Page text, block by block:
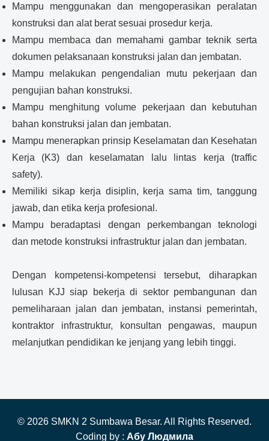
Mampu menggunakan dan mengoperasikan peralatan
konstruksi dan alat berat sesuai prosedur kerja.
Mampu membaca dan memahami gambar teknik serta
dokumen pelaksanaan konstruksi jalan dan jembatan.
Mampu melakukan pengendalian mutu pekerjaan dan
pengujian bahan konstruksi.
Mampu menghitung volume pekerjaan dan kebutuhan
bahan konstruksi jalan dan jembatan.
Mampu menerapkan prinsip Keselamatan dan Kesehatan
Kerja (K3) dan keselamatan lalu lintas kerja (traffic
safety).
Memiliki sikap kerja disiplin, kerja sama tim, tanggung
jawab, dan etika kerja profesional.
Mampu beradaptasi dengan perkembangan teknologi
dan metode konstruksi infrastruktur jalan dan jembatan.
Dengan kompetensi-kompetensi tersebut, diharapkan
lulusan KJJ siap bekerja di sektor pembangunan dan
pemeliharaan jalan dan jembatan, instansi pemerintah,
kontraktor infrastruktur, konsultan pengawas, maupun
melanjutkan pendidikan ke jenjang yang lebih tinggi.
© 2026 SMKN 2 Sumbawa Besar. All Rights Reserved.
Coding by : Абу Людмила